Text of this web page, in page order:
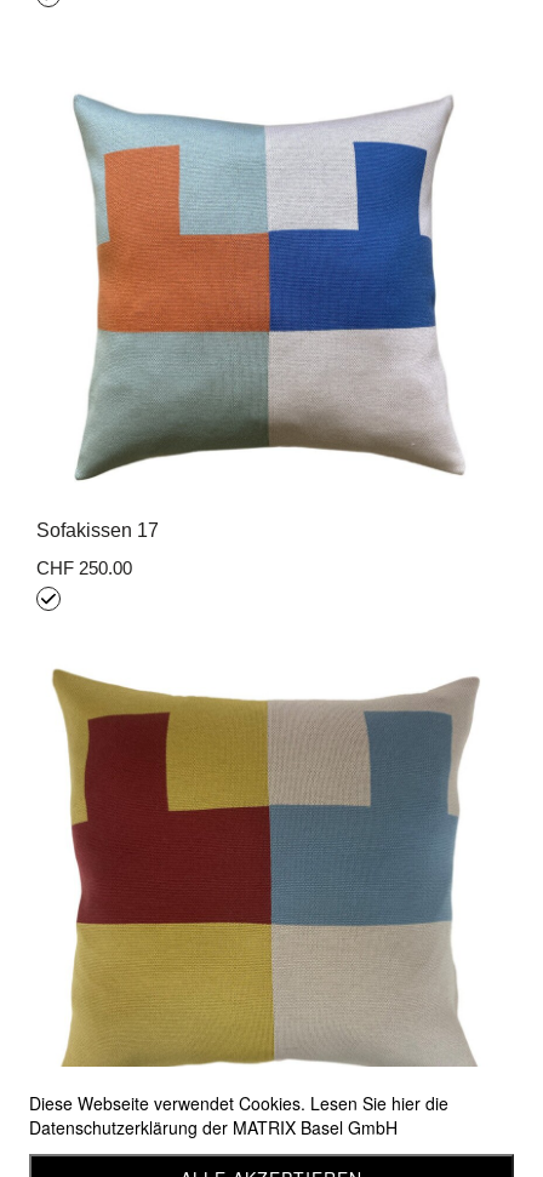
Sofakissen 17
CHF 250.00
Sofakissen 24
Diese Webseite verwendet Cookies. Lesen Sie hier die
Datenschutzerklärung der MATRIX Basel GmbH